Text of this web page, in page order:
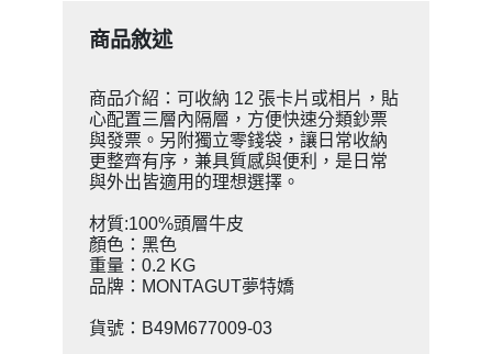
商品敘述
商品介紹：可收納 12 張卡片或相片，貼
心配置三層內隔層，方便快速分類鈔票
與發票。另附獨立零錢袋，讓日常收納
更整齊有序，兼具質感與便利，是日常
與外出皆適用的理想選擇。
材質:100%頭層牛皮
顏色：黑色
重量：0.2 KG
品牌：MONTAGUT夢特嬌
貨號：B49M677009-03